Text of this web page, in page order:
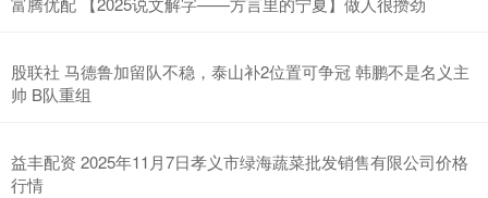
股联社 马德鲁加留队不稳，泰山补2位置可争冠 韩鹏不是名义主
帅 B队重组
益丰配资 2025年11月7日孝义市绿海蔬菜批发销售有限公司价格
行情